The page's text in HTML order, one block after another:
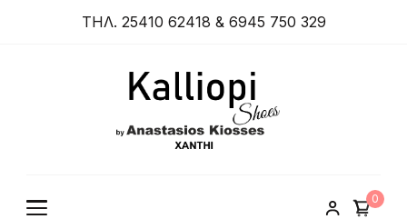
ΤΗΛ. 25410 62418 & 6945 750 329
KIOSSES
0